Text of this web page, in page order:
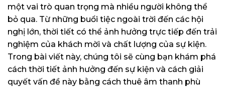
một vai trò quan trọng mà nhiều người không thể
bỏ qua. Từ những buổi tiệc ngoài trời đến các hội
nghị lớn, thời tiết có thể ảnh hưởng trực tiếp đến trải
nghiệm của khách mời và chất lượng của sự kiện.
Trong bài viết này, chúng tôi sẽ cùng bạn khám phá
cách thời tiết ảnh hưởng đến sự kiện và cách giải
quyết vấn đề này bằng cách thuê âm thanh phù